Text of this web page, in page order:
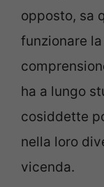
opposto, sa
funzionare
ha a lungo
cosiddette
nella loro
vicenda.